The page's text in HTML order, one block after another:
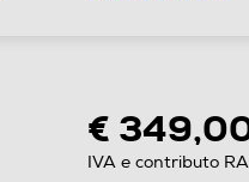
€
IVA e contributo